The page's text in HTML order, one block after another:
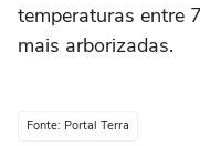
temperaturas entre
mais arborizadas.
Fonte: Portal Terra